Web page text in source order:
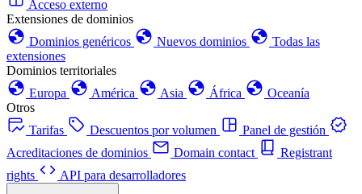
Acceso externo
Extensiones de dominios
Dominios genéricos
Nuevos dominios
Todas las
extensiones
Dominios territoriales
Europa
América Asia África
Oceanía
Otros
Tarifas
Descuentos por volumen
Panel de gestión
Acreditaciones de dominios
Domain contact
Registrant
rights
API para desarrolladores